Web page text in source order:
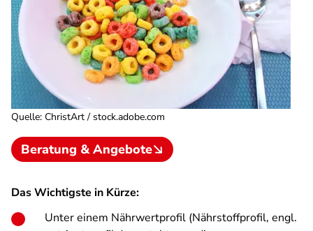
Quelle: ChristArt / stock.adobe.com
Beratung & Angebote
Das Wichtigste in Kürze:
Unter einem Nährwertprofil (Nährstoffprofil, engl.